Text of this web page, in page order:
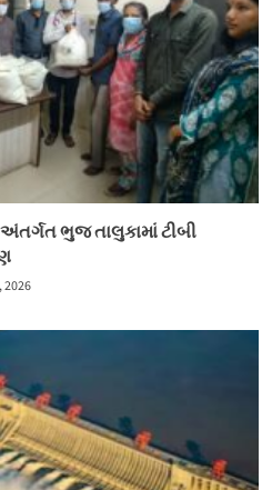
ભુજ તાલુકામાં ટીબી
2026